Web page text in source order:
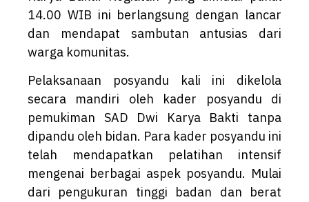
14.00 WIB ini berlangsung dengan lancar
dan mendapat sambutan antusias dari
warga komunitas.
Pelaksanaan posyandu kali ini dikelola
secara mandiri oleh kader posyandu di
pemukiman SAD Dwi Karya Bakti tanpa
dipandu oleh bidan. Para kader posyandu ini
telah mendapatkan pelatihan intensif
mengenai berbagai aspek posyandu. Mulai
dari pengukuran tinggi badan dan berat